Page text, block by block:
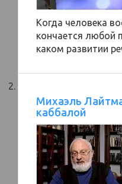
Когда человека
кончается любой
каком развитии
Михаэль
каббалой